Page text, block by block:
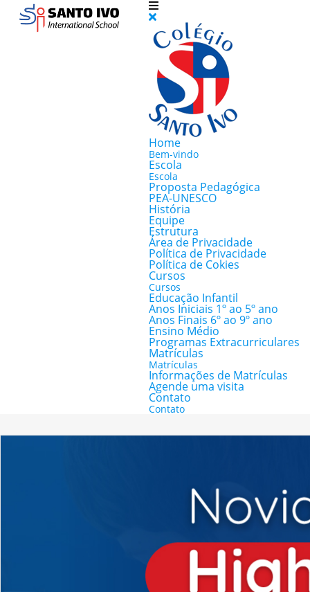
Home
Bem-vindo
Escola
Escola
Proposta Pedagógica
PEA-UNESCO
História
Equipe
Estrutura
Área de Privacidade
Política de Privacidade
Política de Cokies
Cursos
Cursos
Educação Infantil
Anos Iniciais 1º ao 5º ano
Anos Finais 6º ao 9º ano
Ensino Médio
Programas Extracurriculares
Matrículas
Matrículas
Informações de Matrículas
Agende uma visita
Contato
Contato